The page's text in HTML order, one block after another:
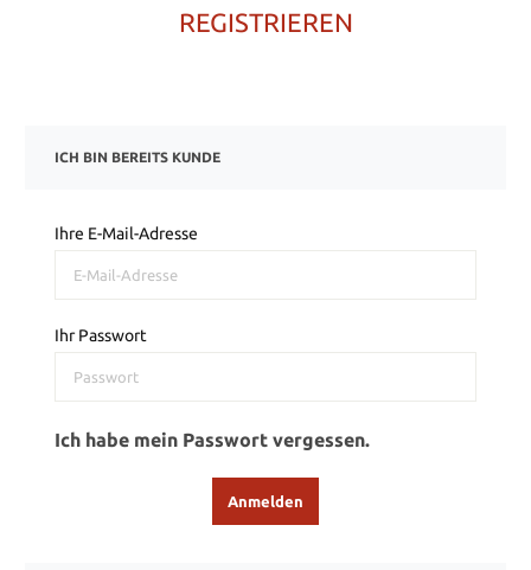
REGISTRIEREN
ICH BIN BEREITS KUNDE
Ihre E-Mail-Adresse
Ihr Passwort
Ich habe mein Passwort vergessen.
Anmelden